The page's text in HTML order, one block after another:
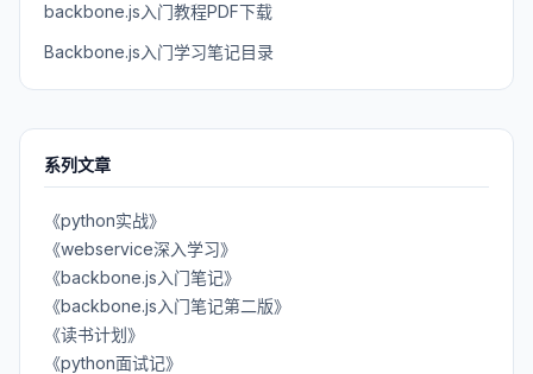
backbone.js入门教程PDF下载
Backbone.js入门学习笔记目录
系列文章
《python实战》
《webservice深入学习》
《backbone.js入门笔记》
《backbone.js入门笔记第二版》
《读书计划》
《python面试记》